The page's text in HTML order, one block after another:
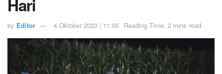
Hari
by Editor 4 Oktober 2023 | 11:05 Reading Time: 2 mins read